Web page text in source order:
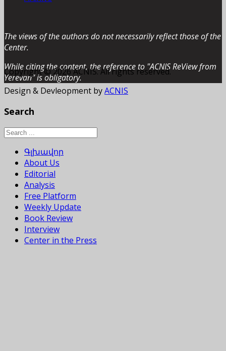
The views of the authors do not necessarily reflect those of the
Center.
While citing the content, the reference to "ACNIS ReView from
Yerevan” is obligatory.
Copyright © 2026 ACNIS. All rights reserved.
Design & Devleopment byACNIS
Search
Գլխավոր
About Us
Editorial
Analysis
Free Platform
Weekly Update
Book Review
Interview
Center in the Press